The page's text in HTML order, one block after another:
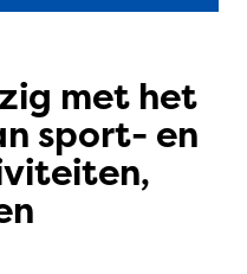
met het
sport- en